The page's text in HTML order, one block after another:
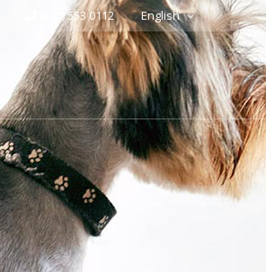
(216) 553 0112 English